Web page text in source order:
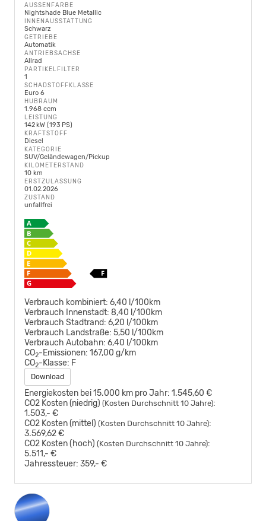
AUSSENFARBE
Nightshade Blue Metallic
INNENAUSSTATTUNG
Schwarz
GETRIEBE
Automatik
ANTRIEBSACHSE
Allrad
PARTIKELFILTER
1
SCHADSTOFFKLASSE
Euro 6
HUBRAUM
1.968 ccm
LEISTUNG
142 kW (193 PS)
KRAFTSTOFF
Diesel
KATEGORIE
SUV/Geländewagen/Pickup
KILOMETERSTAND
10 km
ERSTZULASSUNG
01.02.2026
ZUSTAND
unfallfrei
Verbrauch kombiniert: 6,40 l/100km
Verbrauch Innenstadt: 8,40 l/100km
Verbrauch Stadtrand: 6,20 l/100km
Verbrauch Landstraße: 5,50 l/100km
Verbrauch Autobahn: 6,40 l/100km
CO2-Emissionen: 167,00 g/km
CO2-Klasse: F
Download
Energiekosten bei 15.000 km pro Jahr: 1.545,60 €
CO2 Kosten (niedrig) (Kosten Durchschnitt 10 Jahre):
1.503,- €
CO2 Kosten (mittel) (Kosten Durchschnitt 10 Jahre):
3.569,62 €
CO2 Kosten (hoch) (Kosten Durchschnitt 10 Jahre):
5.511,- €
Jahressteuer: 359,- €